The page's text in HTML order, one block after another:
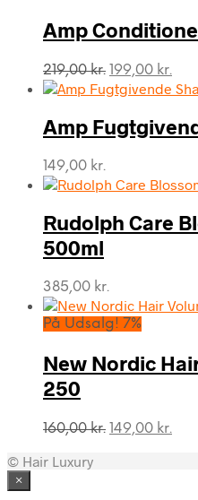
Amp
219,00kr. Den
oprindelige
var:
219,00 kr..
199,00 kr.
er:
Amp
149,00 kr.
Rudolph Care
500ml
385,00 kr.
På Udsalg! 7%
New Nordic
250
160,00kr. Den
149,00 kr.
© Hair Luxury
×